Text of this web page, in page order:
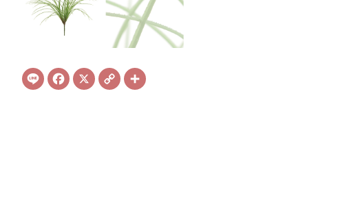
Line Facebook
X Copy
Link